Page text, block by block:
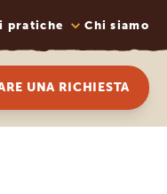
pratiche Chi siamo
UNA RICHIESTA